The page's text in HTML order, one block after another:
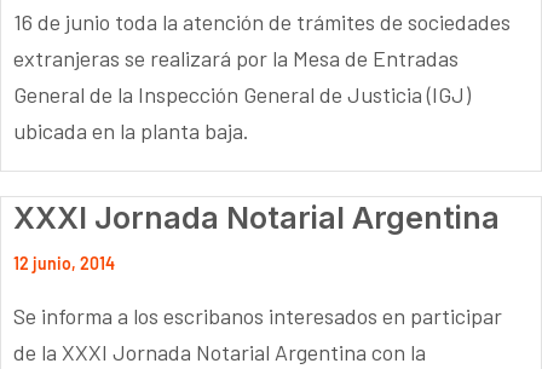
16 de junio toda la atención de trámites de sociedades
extranjeras se realizará por la Mesa de Entradas
General de la Inspección General de Justicia (IGJ)
ubicada en la planta baja.
XXXI Jornada Notarial Argentina
12 junio, 2014
Se informa a los escribanos interesados en participar
de la XXXI Jornada Notarial Argentina con la